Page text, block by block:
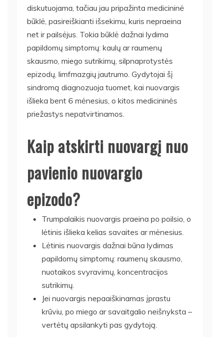
diskutuojama, tačiau jau pripažinta medicininė
būklė, pasireiškianti išsekimu, kuris nepraeina
net ir pailsėjus. Tokia būklė dažnai lydima
papildomų simptomų: kaulų ar raumenų
skausmo, miego sutrikimų, silpnaprotystės
epizodų, limfmazgių jautrumo. Gydytojai šį
sindromą diagnozuoja tuomet, kai nuovargis
išlieka bent 6 mėnesius, o kitos medicininės
priežastys nepatvirtinamos.
Kaip atskirti nuovargį nuo
pavienio nuovargio
epizodo?
Trumpalaikis nuovargis praeina po poilsio, o
lėtinis išlieka kelias savaites ar mėnesius.
Lėtinis nuovargis dažnai būna lydimas
papildomų simptomų: raumenų skausmo,
nuotaikos svyravimų, koncentracijos
sutrikimų.
Jei nuovargis nepaaiškinamas įprastu
krūviu, po miego ar savaitgalio neišnyksta –
vertėtų apsilankyti pas gydytoją.